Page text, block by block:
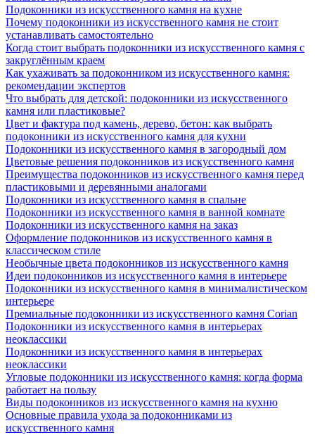
Подоконники из искусственного камня на кухне
Почему подоконники из искусственного камня не стоит
устанавливать самостоятельно
Когда стоит выбрать подоконники из искусственного камня с
закруглённым краем
Как ухаживать за подоконником из искусственного камня:
рекомендации экспертов
Что выбрать для детской: подоконники из искусственного
камня или пластиковые?
Цвет и фактура под камень, дерево, бетон: как выбрать
подоконники из искусственного камня для кухни
Подоконники из искусственного камня в загородный дом
Цветовые решения подоконников из искусственного камня
Преимущества подоконников из искусственного камня перед
пластиковыми и деревянными аналогами
Подоконники из искусственного камня в спальне
Подоконники из искусственного камня в ванной комнате
Подоконники из искусственного камня на заказ
Оформление подоконников из искусственного камня в
классическом стиле
Необычные цвета подоконников из искусственного камня
Идеи подоконников из искусственного камня в интерьере
Подоконники из искусственного камня в минималистическом
интерьере
Премиальные подоконники из искусственного камня Corian
Подоконники из искусственного камня в интерьерах
неоклассики
Подоконники из искусственного камня в интерьерах
неоклассики
Угловые подоконники из искусственного камня: когда форма
работает на пользу
Виды подоконников из искусственного камня на кухню
Основные правила ухода за подоконниками из
искусственного камня